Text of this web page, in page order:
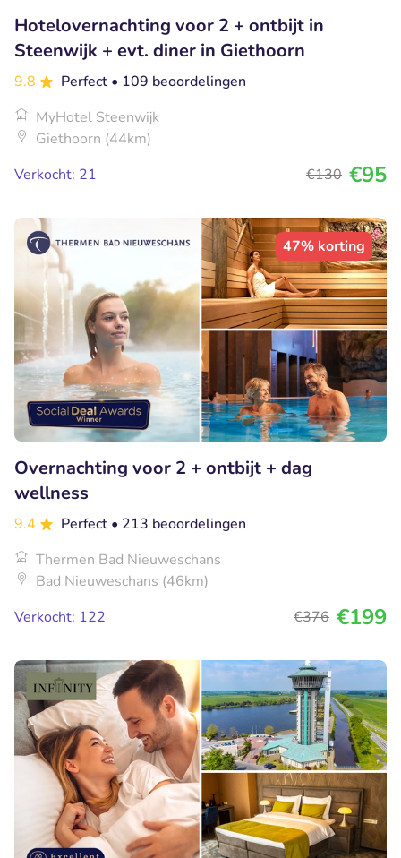
Hotelovernachting voor 2 + ontbijt in
Steenwijk + evt. diner in Giethoorn
9.8 Perfect • 109 beoordelingen
MyHotel Steenwijk
Giethoorn (44km)
Verkocht: 21
€130 €95
47% korting
Overnachting voor 2 + ontbijt + dag
wellness
9.4 Perfect • 213 beoordelingen
Thermen Bad Nieuweschans
Bad Nieuweschans (46km)
Verkocht: 122
€376 €199